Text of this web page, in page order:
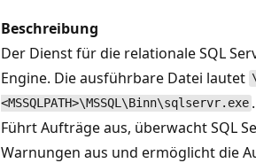
Beschreibung
Der Dienst für die relationale SQL
Engine. Die ausführbare Datei lautet
<MSSQLPATH>\MSSQL\Binn\sqlservr.exe .
Führt Aufträge aus, überwacht SQL
Warnungen aus und ermöglicht die